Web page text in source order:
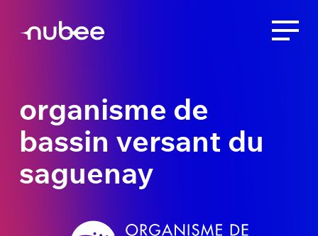
organisme de
bassin versant du
saguenay